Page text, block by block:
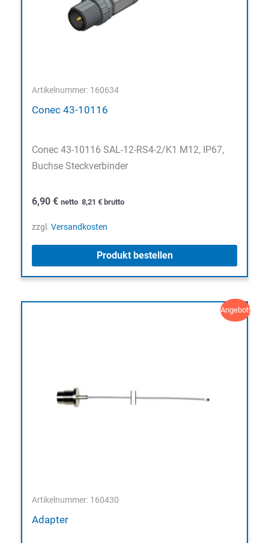
Artikelnummer: 160634
Conec 43-10116
Conec 43-10116 SAL-12-RS4-2/K1 M12, IP67,
Buchse Steckverbinder
6,90 € netto 8,21 € brutto
zzgl. Versandkosten
Produkt bestellen
Angebot!
Artikelnummer: 160430
Adapter